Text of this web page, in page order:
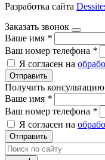
Разработка сайта
Заказать звонок
Ваше имя *
Ваш номер телефона *
Я согласен на
Отправить
Получить консультацию
Ваше имя *
Ваш номер телефона *
Я согласен на
Отправить